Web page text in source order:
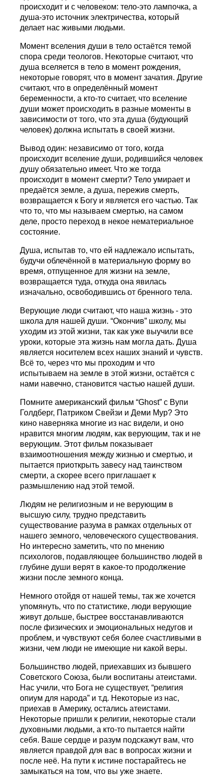
происходит и с человеком: тело-это лампочка, а
душа-это источник электричества, который
делает нас живыми людьми.
Момент вселения души в тело остаётся темой
спора среди теологов. Некоторые считают, что
душа вселяется в тело в момент рождения,
некоторые говорят, что в момент зачатия. Другие
считают, что в определённый момент
беременности, а кто-то считает, что вселение
души может происходить в разные моменты в
зависимости от того, что эта душа (будующий
человек) должна испытать в своей жизни.
Вывод один: независимо от того, когда
происходит вселение души, родившийся человек
душу обязательно имеет. Что же тогда
происходит в момент смерти? Тело умирает и
предаётся земле, а душа, пережив смерть,
возвращается к Богу и является его частью. Так
что то, что мы называем смертью, на самом
деле, просто переход в некое нематериальное
состояние.
Душа, испытав то, что ей надлежало испытать,
будучи облечённой в материальную форму во
время, отпущенное для жизни на земле,
возвращается туда, откуда она явилась
изначально, освободившись от бренного тела.
Верующие люди считают, что наша жизнь - это
школа для нашей души. “Окончив” школу, мы
уходим из этой жизни, так как уже выучили все
уроки, которые эта жизнь нам могла дать. Душа
является носителем всех наших знаний и чувств.
Всё то, через что мы проходим и что
испытываем на земле в этой жизни, остаётся с
нами навечно, становится частью нашей души.
Помните американский фильм “Ghost” с Вупи
Голдберг, Патриком Свейзи и Деми Мур? Это
кино наверняка многие из нас видели, и оно
нравится многим людям, как верующим, так и не
верующим. Этот фильм показывает
взаимоотношения между жизнью и смертью, и
пытается приоткрыть завесу над таинством
смерти, а скорее всего приглашает к
размышлению над этой темой.
Людям не религиозным и не верующим в
высшую силу, трудно представить
существование разума в рамках отдельных от
нашего земного, человеческого существования.
Но интересно заметить, что по мнению
психологов, подавляющее большинство людей в
глубине души верят в какое-то продолжение
жизни после земного конца.
Немного отойдя от нашей темы, так же хочется
упомянуть, что по статистике, люди верующие
живут дольше, быстрее восстанавливаются
после физических и эмоциональных недугов и
проблем, и чувствуют себя более счастливыми в
жизни, чем люди не имеющие ни какой веры.
Большинство людей, приехавших из бывшего
Советского Союза, были воспитаны атеистами.
Нас учили, что Бога не существует, “религия
опиум для народа” и т.д. Некоторые из нас,
приехав в Америку, остались атеистами.
Некоторые пришли к религии, некоторые стали
духовными людьми, а кто-то пытается найти
себя. Ваше сердце и разум подскажут вам, что
является правдой для вас в вопросах жизни и
после неё. На пути к истине постарайтесь не
замыкаться на том, что вы уже знаете.